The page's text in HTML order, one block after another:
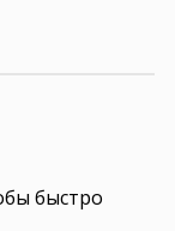
быстро